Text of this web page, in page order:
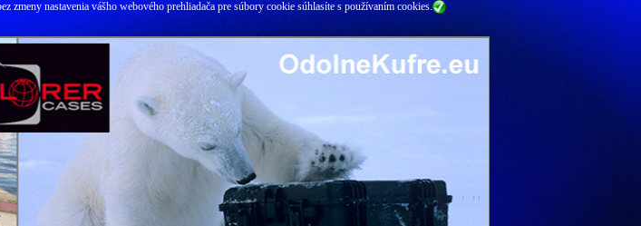
nastavenia vášho webového prehliadača pre súbory cookie súhlasíte s používaním cookies.